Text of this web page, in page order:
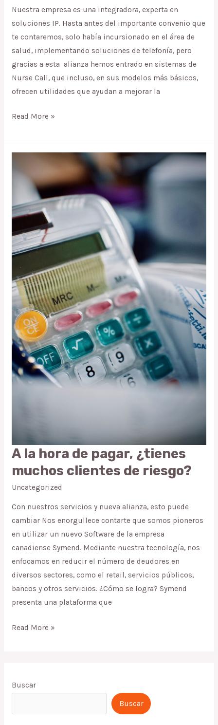
Nuestra empresa es una integradora, experta en
soluciones IP. Hasta antes del importante convenio que
te contaremos, solo había incursionado en el área de
salud, implementando soluciones de telefonía, pero
gracias a esta alianza hemos entrado en sistemas de
Nurse Call, que incluso, en sus modelos más básicos,
ofrecen utilidades que ayudan a mejorar la
de
soluciones
hospitalarias
Read More »
A la hora de pagar, ¿tienes
muchos clientes de riesgo?
Uncategorized
Con nuestros servicios y nueva alianza, esto puede
cambiar Nos enorgullece contarte que somos pioneros
en utilizar un nuevo Software de la empresa
canadiense Symend. Mediante nuestra tecnología, nos
enfocamos en reducir el número de deudores en
diversos sectores, como el retail, servicios públicos,
bancos y otros servicios. ¿Cómo se logra? Symend
presenta una plataforma que
A
de
pagar,
¿tienes
muchos
clientes
de
riesgo?
Read More »
Buscar
Buscar